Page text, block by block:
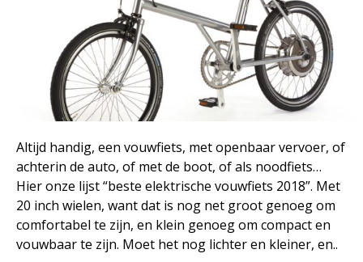
Altijd handig, een vouwfiets, met openbaar vervoer, of
achterin de auto, of met de boot, of als noodfiets…
Hier onze lijst “beste elektrische vouwfiets 2018”. Met
20 inch wielen, want dat is nog net groot genoeg om
comfortabel te zijn, en klein genoeg om compact en
vouwbaar te zijn. Moet het nog lichter en kleiner, en..